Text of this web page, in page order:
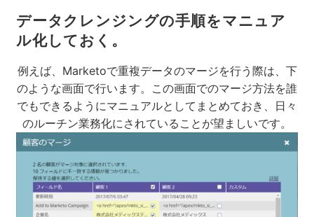
データクレンジングの手順をマニュア
ル化しておく。
例えば、Marketoで重複データのマージを行う際は、下
のような画面で行います。この画面でのマージ方法を誰
でもできるようにマニュアルとしてまとめておき、日々
のルーチン業務化にされていることが望ましいです。